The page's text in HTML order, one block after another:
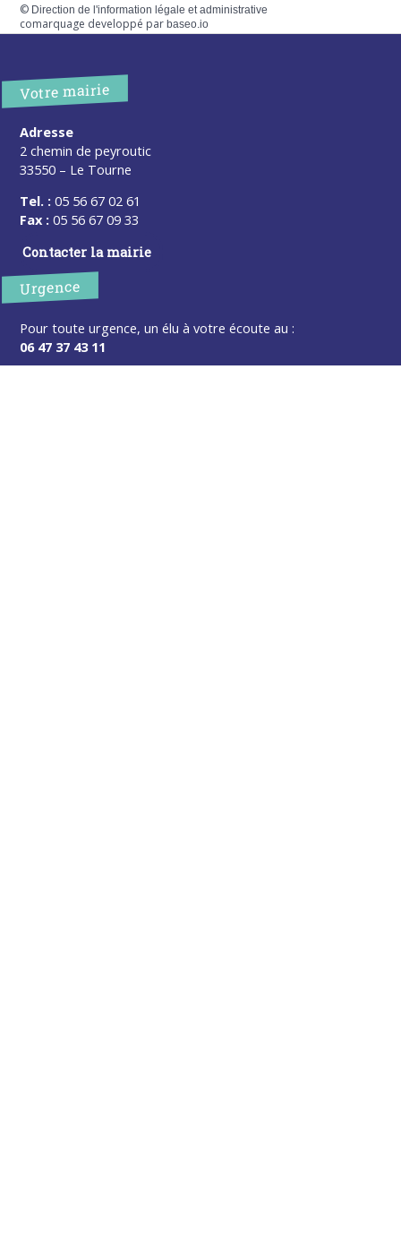
© Direction de l'information légale et administrative
comarquage developpé parbaseo.io
Votre mairie
Adresse
2 chemin de peyroutic
33550 – Le Tourne
Tel. : 05 56 67 02 61
Fax : 05 56 67 09 33
Contacter la mairie
Urgence
Pour toute urgence, un élu à votre écoute au :
06 47 37 43 11